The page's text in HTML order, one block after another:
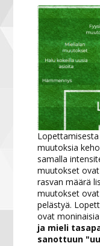
muutoksia
samalla
muutokset
rasvan määrä
muutokset
pelästyä.
ovat
ja mieli
sanottuun